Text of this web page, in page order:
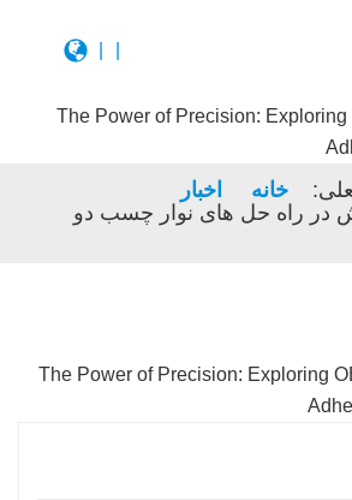
خانه
اخبار
در راه حل های نوار چسب دو